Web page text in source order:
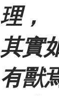
理，
其實
有獸